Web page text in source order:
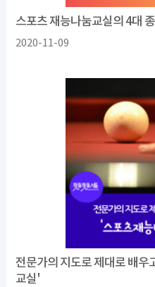
스포츠 재능나눔교실의 4대
2020-11-09
전문가의 지도로 제대로 배우
교실'